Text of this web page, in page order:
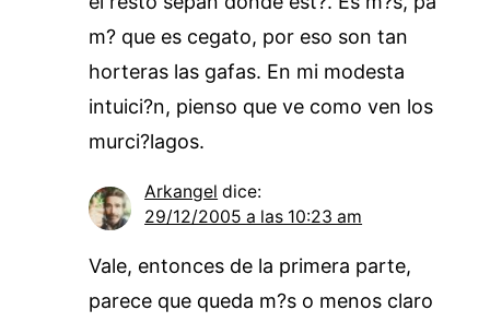
m? que es cegato, por eso son tan
horteras las gafas. En mi modesta
intuici?n, pienso que ve como ven los
murci?lagos.
Arkangel dice:
29/12/2005 a las 10:23 am
Vale, entonces de la primera parte,
parece que queda m?s o menos claro